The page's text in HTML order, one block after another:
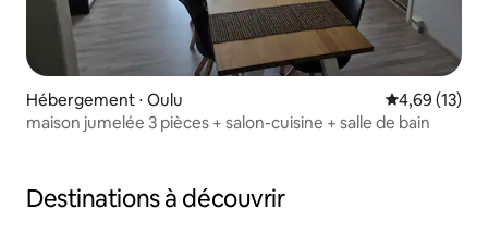
Hébergement ⋅ Oulu Évaluation
4,69 (13)
maison jumelée 3 pièces + salon-cuisine + salle de bain
Destinations à découvrir